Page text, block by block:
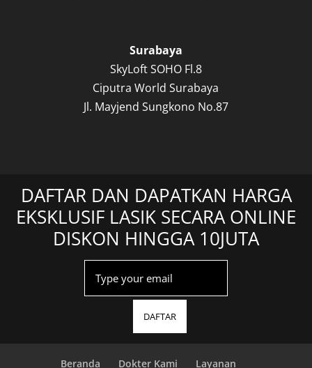
Surabaya
SkyLoft SOHO Fl.8
Ciputra World Surabaya
Jl. Mayjend Sungkono No.87
DAFTAR DAN DAPATKAN HARGA
EKSKLUSIF LASIK SECARA ONLINE
DISKON HINGGA 10JUTA
DAFTAR
Beranda Dokter Kami Layanan